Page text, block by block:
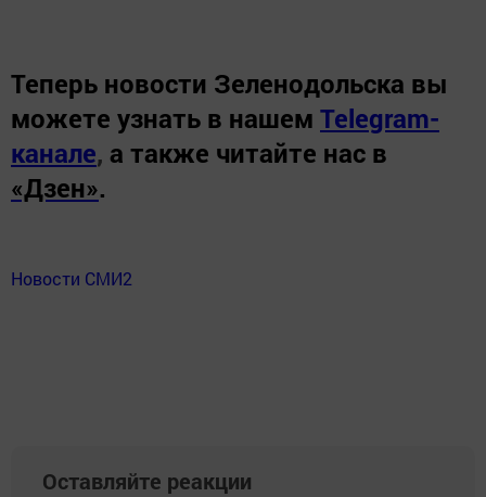
Теперь новости Зеленодольска вы
можете узнать в нашем Telegram-
канале, а также читайте нас в
«Дзен».
Новости СМИ2
Оставляйте реакции